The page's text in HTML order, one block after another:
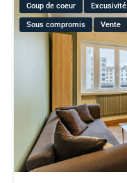
Coup de coeur Excusivité
Sous compromis Vente